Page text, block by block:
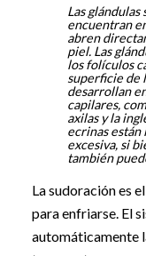
Las
encuentran
abren
piel. Las
los folículos
superficie de
desarrollan
capilares,
axilas y la
ecrinas están
excesiva, si
también
La sudoración es
para enfriarse. El
automáticamente